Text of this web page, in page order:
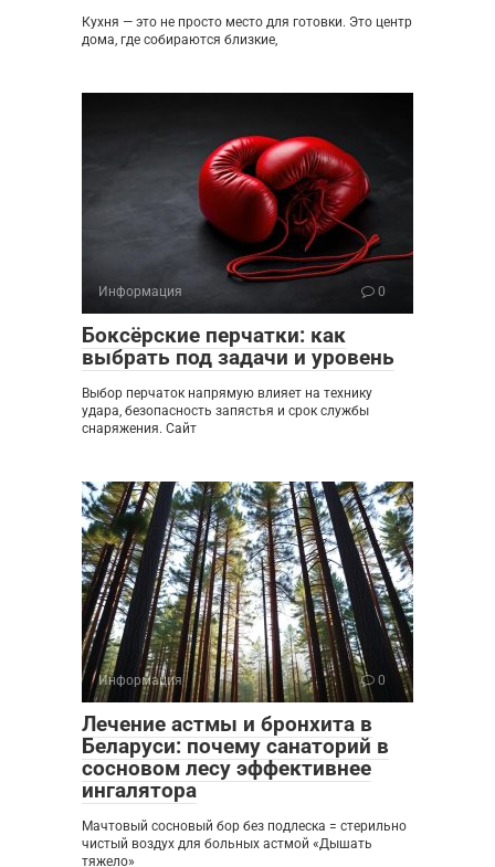
Кухня — это не просто место для готовки. Это центр
дома, где собираются близкие,
Информация 0
Боксёрские перчатки: как
выбрать под задачи и уровень
Выбор перчаток напрямую влияет на технику
удара, безопасность запястья и срок службы
снаряжения. Сайт
Информация 0
Лечение астмы и бронхита в
Беларуси: почему санаторий в
сосновом лесу эффективнее
ингалятора
Мачтовый сосновый бор без подлеска = стерильно
чистый воздух для больных астмой «Дышать
тяжело»